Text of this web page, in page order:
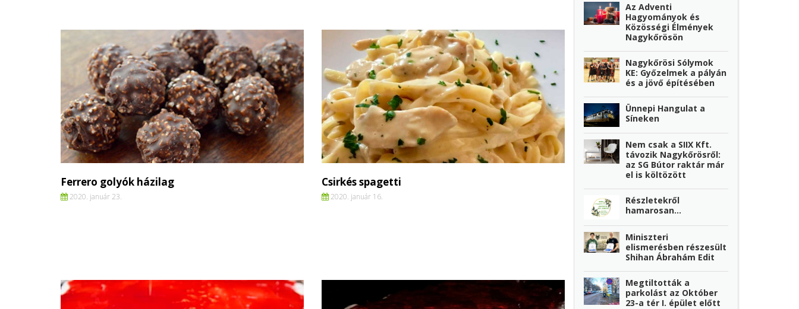
Ferrero golyók házilag
2020. január 23.
Csirkés spagetti
2020. január 16.
Az Adventi
Hagyományok és
Közösségi Élmények
Nagykőrösön
Nagykőrösi Sólymok
KE: Győzelmek a pályán
és a jövő építésében
Ünnepi Hangulat a
Síneken
Nem csak a SIIX Kft.
távozik Nagykőrösről:
az SG Bútor raktár már
el is költözött
Részletekről
hamarosan...
Miniszteri
elismerésben részesült
Shihan Ábrahám Edit
Megtiltották a
parkolást az Október
23-a tér I. épület előtt